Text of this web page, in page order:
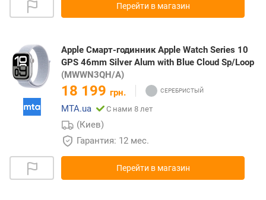
Перейти в магазин
Apple Смарт-годинник Apple Watch Series 10
GPS 46mm Silver Alum with Blue Cloud Sp/Loop
(MWWN3QH/A)
18 199 грн.
MTA.ua
С нами 8 лет
(Киев)
Гарантия: 12 мес.
Перейти в магазин